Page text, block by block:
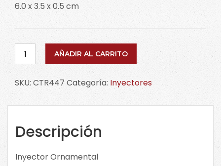
6.0 x 3.5 x 0.5 cm
Inyector
Ornamental.
CTR447
cantidad
AÑADIR AL CARRITO
SKU: CTR447 Categoría: Inyectores
Descripción
Inyector Ornamental